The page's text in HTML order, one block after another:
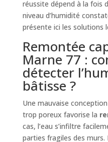
réussite dépend à la fois
niveau d’humidité
présente ici les solutions
Remontée
Marne 77 :
détecter
bâtisse ?
Une mauvaise
trop poreux favorise la
cas, l’eau s’infiltre
parties fragiles des murs.